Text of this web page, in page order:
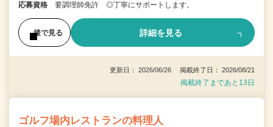
応募資格 要調理師免許 ◎丁寧にサポートします。
後で見る 詳細を見る
更新日： 2026/06/26 掲載終了日： 2026/08/21
掲載終了まであと13日
ゴルフ場内レストランの料理人